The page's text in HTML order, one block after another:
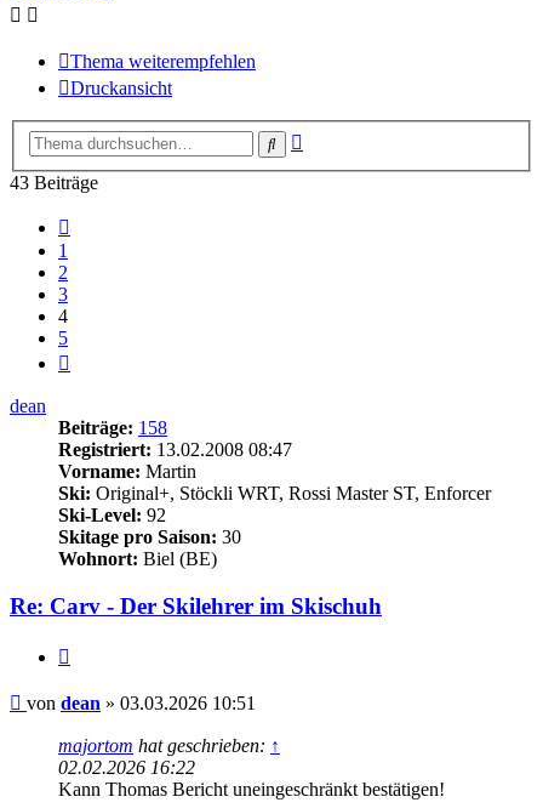
Thema weiterempfehlen
Druckansicht
Suche
43 Beiträge
1
2
3
4
5
dean
Beiträge: 158
Registriert: 13.02.2008 08:47
Vorname: Martin
Ski: Original+, Stöckli WRT, Rossi Master ST, Enforcer
Ski-Level: 92
Skitage pro Saison: 30
Wohnort: Biel (BE)
Re: Carv - Der Skilehrer im Skischuh
Beitrag
von dean » 03.03.2026 10:51
majortom hat geschrieben: ↑
02.02.2026 16:22
Kann Thomas Bericht uneingeschränkt bestätigen!